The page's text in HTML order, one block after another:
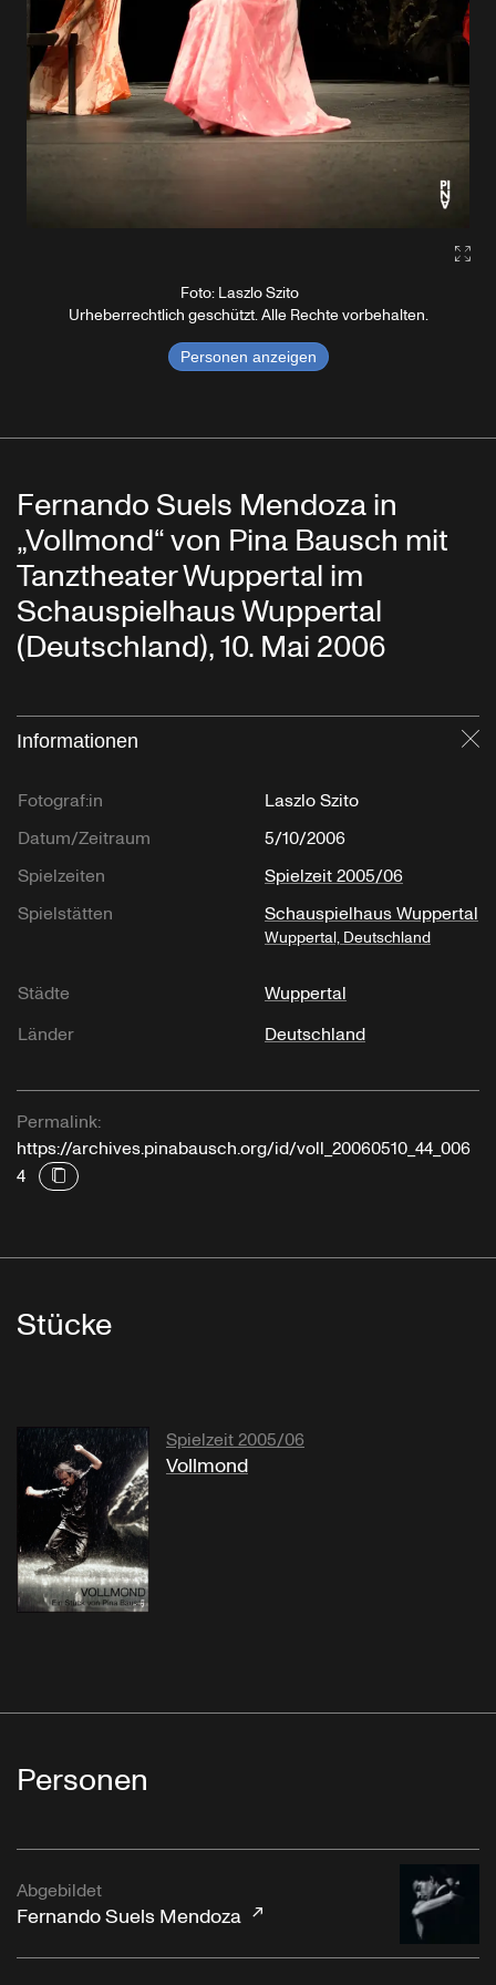
Foto: Laszlo Szito
Urheberrechtlich geschützt. Alle Rechte vorbehalten.
Personen anzeigen
Fernando Suels Mendoza in
„Vollmond“ von Pina Bausch mit
Tanztheater Wuppertal im
Schauspielhaus Wuppertal
(Deutschland), 10. Mai 2006
Informationen
Fotograf:in
Laszlo Szito
Datum/Zeitraum
5/10/2006
Spielzeiten
Spielzeit 2005/06
Spielstätten
Schauspielhaus Wuppertal
Wuppertal, Deutschland
Städte
Wuppertal
Länder
Deutschland
Permalink:
https://archives.pinabausch.org/id/voll_20060510_44_006
4
Stücke
Spielzeit 2005/06
Vollmond
Personen
Abgebildet
Fernando Suels Mendoza